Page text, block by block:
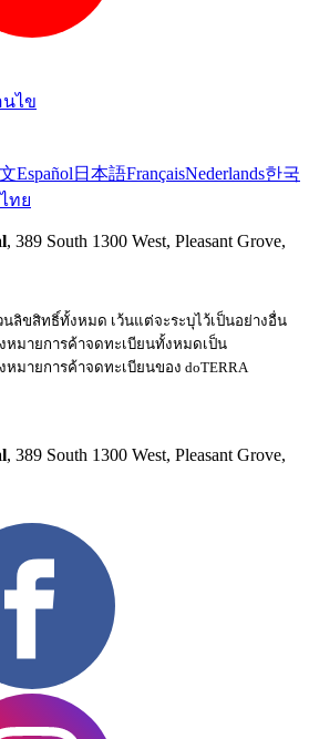
นไข
Español 日本語FrançaisNederlands한국
ทย
, 389 South 1300 West, Pleasant Grove,
นลิขสิทธิ์ทั้งหมด เว้นแต่จะระบุไว้เป็นอย่างอื่น
หมายการค้าจดทะเบียนทั้งหมดเป็น
หมายการค้าจดทะเบียนของ doTERRA
, 389 South 1300 West, Pleasant Grove,